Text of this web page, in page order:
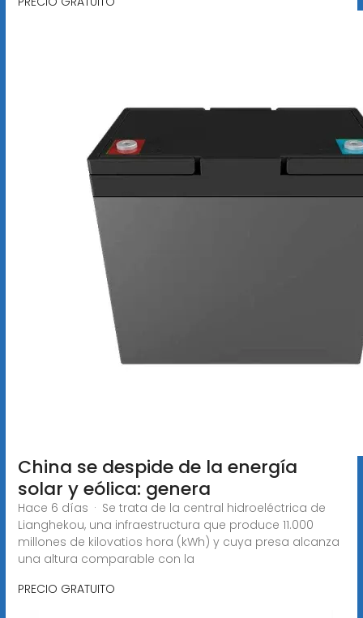
China se despide de la energía
solar y eólica: genera
Hace 6 días · Se trata de la central hidroeléctrica de
Lianghekou, una infraestructura que produce 11.000
millones de kilovatios hora (kWh) y cuya presa alcanza
una altura comparable con la
PRECIO GRATUITO